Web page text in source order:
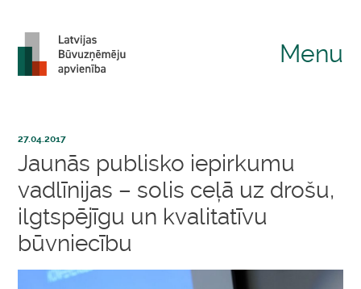
Menu
27.04.2017
Jaunās publisko iepirkumu
vadlīnijas – solis ceļā uz drošu,
ilgtspējīgu un kvalitatīvu
būvniecību